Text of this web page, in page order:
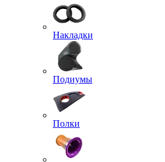
Накладки
Подиумы
Полки